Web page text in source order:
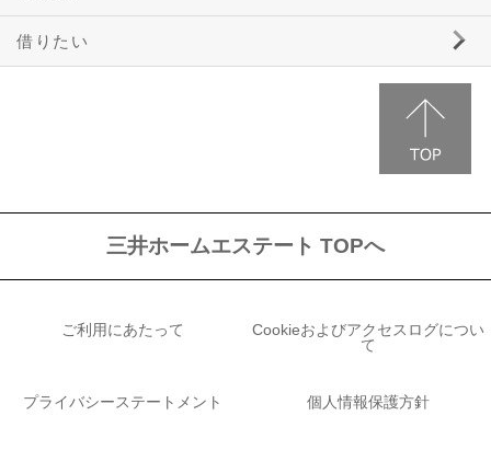
借りたい
三井ホームエステート TOPへ
ご利用にあたって
Cookieおよびアクセスログについ
て
プライバシーステートメント 個人情報保護方針